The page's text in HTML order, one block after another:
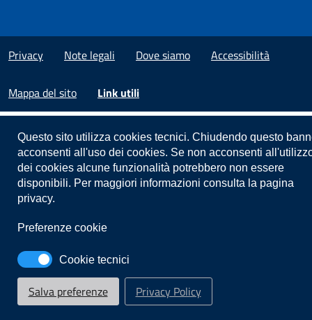
Privacy Note legali Dove siamo Accessibilità
Mappa del sito Link utili
Questo sito utilizza cookies tecnici. Chiudendo questo
acconsenti all'uso dei cookies. Se non acconsenti
dei cookies alcune funzionalità potrebbero non essere
disponibili. Per maggiori informazioni consulta la pagina
privacy.
Preferenze cookie
Cookie tecnici
Salva preferenze Privacy Policy